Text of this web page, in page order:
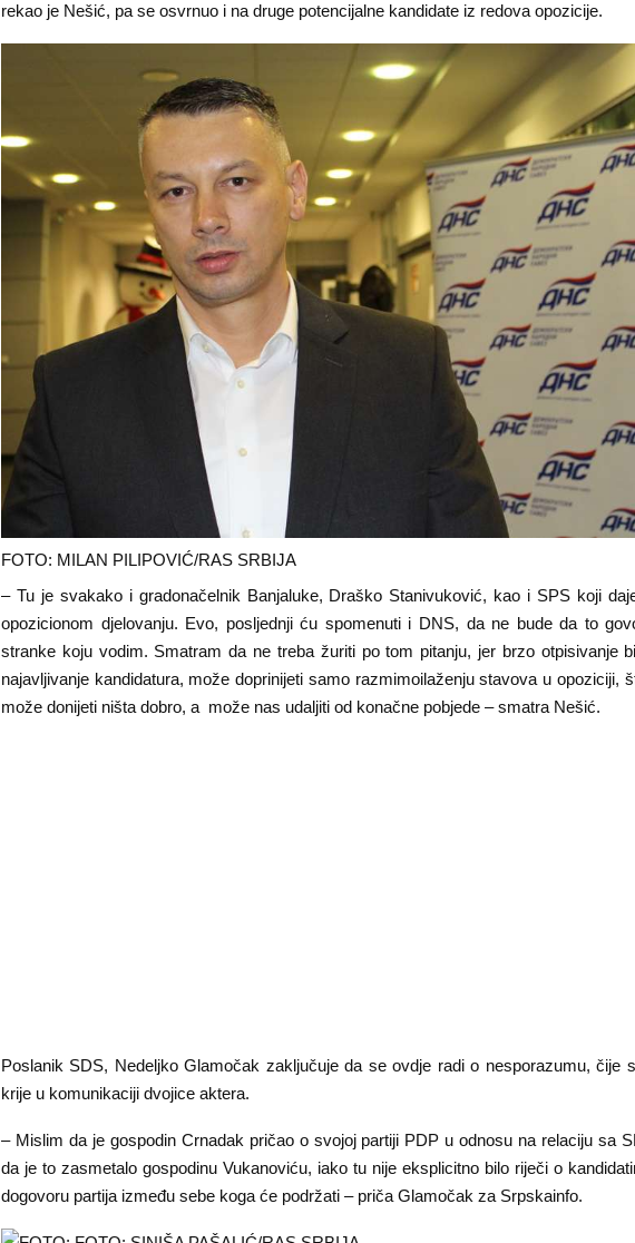
rekao je Nešić, pa se osvrnuo i na druge potencijalne kandidate iz redova opozicije.
FOTO: MILAN PILIPOVIĆ/RAS SRBIJA
– Tu je svakako i gradonačelnik Banjaluke, Draško Stanivuković, kao i SPS koji
opozicionom djelovanju. Evo, posljednji ću spomenuti i DNS, da ne bude da to
stranke koju vodim. Smatram da ne treba žuriti po tom pitanju, jer brzo otpisivanje
najavljivanje kandidatura, može doprinijeti samo razmimoilaženju stavova u opoziciji,
može donijeti ništa dobro, a može nas udaljiti od konačne pobjede – smatra Nešić.
Poslanik SDS, Nedeljko Glamočak zaključuje da se ovdje radi o nesporazumu, čije
krije u komunikaciji dvojice aktera.
– Mislim da je gospodin Crnadak pričao o svojoj partiji PDP u odnosu na relaciju sa
da je to zasmetalo gospodinu Vukanoviću, iako tu nije eksplicitno bilo riječi o
dogovoru partija između sebe koga će podržati – priča Glamočak za Srpskainfo.